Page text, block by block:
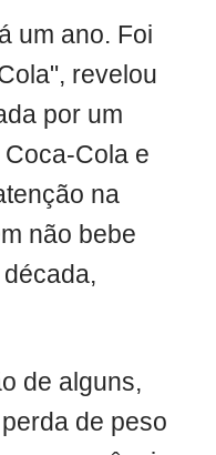
um ano. Foi
revelou
por um
Cola e
na
não bebe
de alguns,
de peso